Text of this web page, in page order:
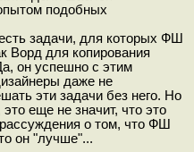
подобных
задачи, для которых ФШ
Ворд для копирования
он успешно с этим
даже не
эти задачи без него. Но
это еще не значит, что это
о том, что ФШ
он "лучше"...